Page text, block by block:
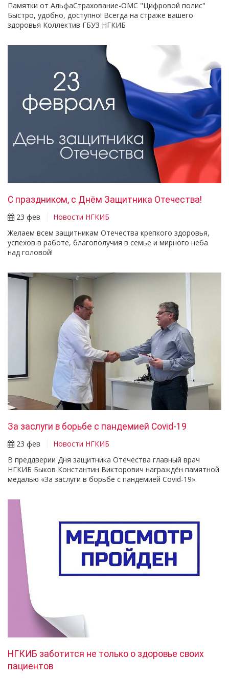
Памятки от АльфаСтрахование-ОМС "Цифровой полис"
Быстро, удобно, доступно! Всегда на страже вашего
здоровья Коллектив ГБУЗ НГКИБ
С праздником, с Днём Защитника Отечества!
23 фев
Новости НГКИБ
Желаем всем защитникам Отечества крепкого здоровья,
успехов в работе, благополучия в семье и мирного неба
над головой!
За заслуги в борьбе с пандемией Covid-19
23 фев
Новости НГКИБ
В преддверии Дня защитника Отечества главный врач
НГКИБ Быков Константин Викторович награждён памятной
медалью «За заслуги в борьбе с пандемией Covid-19».
НГКИБ заботится не только о здоровье своих
пациентов